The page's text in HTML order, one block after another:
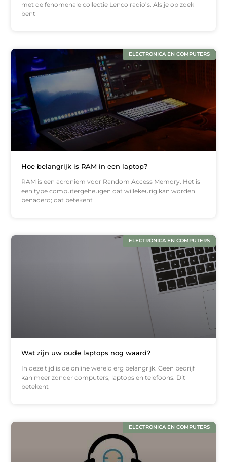
met de fenomenale collectie Lenco radio’s. Als je op zoek
bent
ELECTRONICA EN COMPUTERS
Hoe belangrijk is RAM in een laptop?
RAM is een acroniem voor Random Access Memory. Het is
een type computergeheugen dat willekeurig kan worden
benaderd; dat betekent
ELECTRONICA EN COMPUTERS
Wat zijn uw oude laptops nog waard?
In deze tijd is de online wereld erg belangrijk. Geen bedrijf
kan meer zonder computers, laptops en telefoons. Dit
betekent
ELECTRONICA EN COMPUTERS